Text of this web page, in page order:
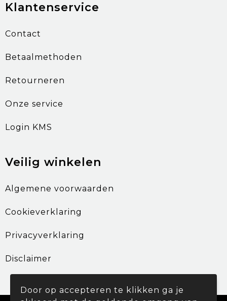
Klantenservice
Contact
Betaalmethoden
Retourneren
Onze service
Login KMS
Veilig winkelen
Algemene voorwaarden
Cookieverklaring
Privacyverklaring
Disclaimer
Door op accepteren te klikken ga je